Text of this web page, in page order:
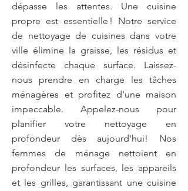
dépasse les attentes. Une cuisine
propre est essentielle ! Notre service
de nettoyage de cuisines dans votre
ville élimine la graisse, les résidus et
désinfecte chaque surface. Laissez-
nous prendre en charge les tâches
ménagères et profitez d'une maison
impeccable. Appelez-nous pour
planifier votre nettoyage en
profondeur dès aujourd'hui! Nos
femmes de ménage nettoient en
profondeur les surfaces, les appareils
et les grilles, garantissant une cuisine